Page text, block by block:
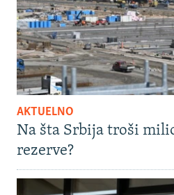
AKTUELNO
Na šta Srbija troši
rezerve?